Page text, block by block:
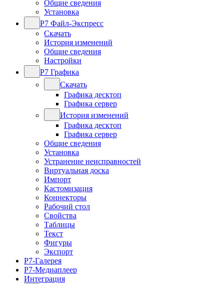
Общие сведения
Установка
Р7 Файл-Экспресс
Скачать
История изменений
Общие сведения
Настройки
Р7 Графика
Скачать
Графика десктоп
Графика сервер
История изменений
Графика десктоп
Графика сервер
Общие сведения
Установка
Устранение неисправностей
Виртуальная доска
Импорт
Кастомизация
Коннекторы
Рабочий стол
Свойства
Таблицы
Текст
Фигуры
Экспорт
Р7-Галерея
Р7-Медиаплеер
Интеграция